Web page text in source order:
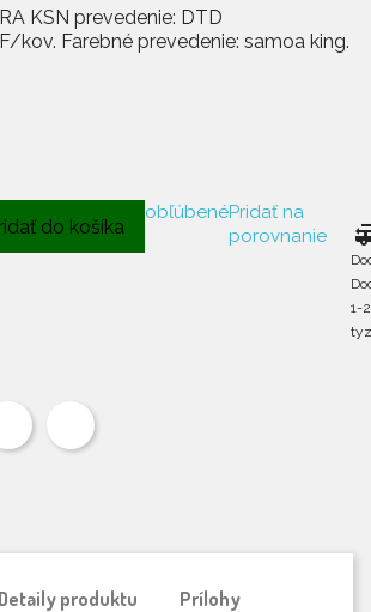
KSN prevedenie: DTD
kov. Farebné prevedenie: samoa king.
do košíka
obľúbenéPridať na
porovnanie
1-2
Detaily produktu Prílohy